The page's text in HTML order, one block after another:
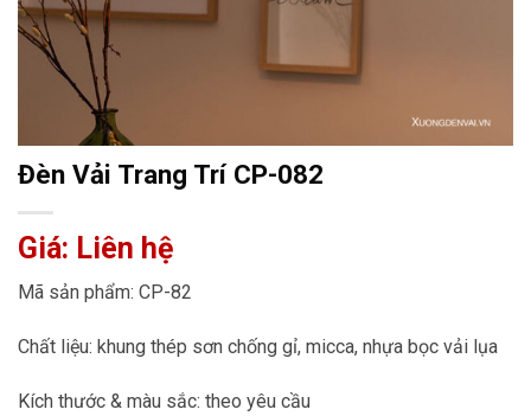
Đèn Vải Trang Trí CP-082
Giá: Liên hệ
Mã sản phẩm: CP-82
Chất liệu: khung thép sơn chống gỉ, micca, nhựa bọc vải lụa
Kích thước & màu sắc: theo yêu cầu